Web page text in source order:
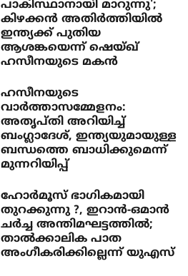
പാകിസ്ഥാനായി മാറുന്നു';
കിഴക്കന്‍ അതിര്‍ത്തിയില്‍
ഇന്ത്യക്ക് പുതിയ
ആശങ്കയെന്ന് ഷെയ്ഖ്
ഹസീനയുടെ മകന്‍
ഹസീനയുടെ
വാര്‍ത്താസമ്മേളനം:
അതൃപ്തി അറിയിച്ച്
ബംഗ്ലാദേശ്, ഇന്ത്യയുമായുള്ള
ബന്ധത്തെ ബാധിക്കുമെന്ന്
മുന്നറിയിപ്പ്
ഹോര്‍മൂസ് ഭാഗികമായി
തുറക്കുന്നു ?, ഇറാന്‍-ഒമാന്‍
ചര്‍ച്ച അന്തിമഘട്ടത്തില്‍;
താല്‍ക്കാലിക പാത
അംഗീകരിക്കില്ലെന്ന് യുഎസ്